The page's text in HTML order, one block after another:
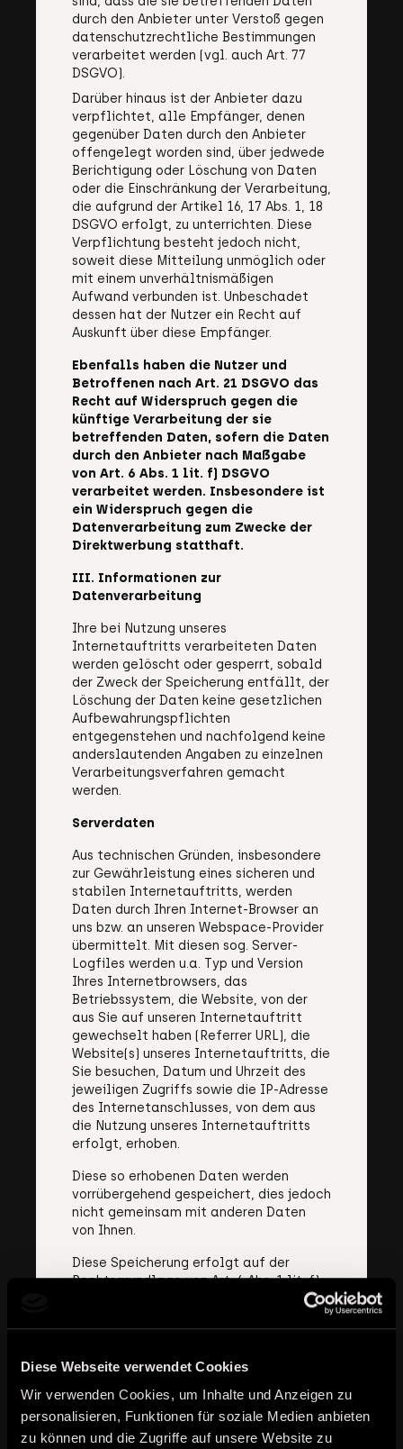
Diese Webseite verwendet Cookies
Wir verwenden Cookies, um Inhalte und Anzeigen zu
personalisieren, Funktionen für soziale Medien anbieten
zu können und die Zugriffe auf unsere Website zu
durch den Anbieter unter Verstoß gegen
datenschutzrechtliche Bestimmungen
verarbeitet werden (vgl. auch Art. 77
DSGVO).
Darüber hinaus ist der Anbieter dazu
verpflichtet, alle Empfänger, denen
gegenüber Daten durch den Anbieter
offengelegt worden sind, über jedwede
Berichtigung oder Löschung von Daten
oder die Einschränkung der Verarbeitung,
die aufgrund der Artikel 16, 17 Abs. 1, 18
DSGVO erfolgt, zu unterrichten. Diese
Verpflichtung besteht jedoch nicht,
soweit diese Mitteilung unmöglich oder
mit einem unverhältnismäßigen
Aufwand verbunden ist. Unbeschadet
dessen hat der Nutzer ein Recht auf
Auskunft über diese Empfänger.
Ebenfalls haben die Nutzer und
Betroffenen nach Art. 21 DSGVO das
Recht auf Widerspruch gegen die
künftige Verarbeitung der sie
betreffenden Daten, sofern die Daten
durch den Anbieter nach Maßgabe
von Art. 6 Abs. 1 lit. f) DSGVO
verarbeitet werden. Insbesondere ist
ein Widerspruch gegen die
Datenverarbeitung zum Zwecke der
Direktwerbung statthaft.
III. Informationen zur
Datenverarbeitung
Ihre bei Nutzung unseres
Internetauftritts verarbeiteten Daten
werden gelöscht oder gesperrt, sobald
der Zweck der Speicherung entfällt, der
Löschung der Daten keine gesetzlichen
Aufbewahrungspflichten
entgegenstehen und nachfolgend keine
anderslautenden Angaben zu einzelnen
Verarbeitungsverfahren gemacht
werden.
Serverdaten
Aus technischen Gründen, insbesondere
zur Gewährleistung eines sicheren und
stabilen Internetauftritts, werden
Daten durch Ihren Internet-Browser an
uns bzw. an unseren Webspace-Provider
übermittelt. Mit diesen sog. Server-
Logfiles werden u.a. Typ und Version
Ihres Internetbrowsers, das
Betriebssystem, die Website, von der
aus Sie auf unseren Internetauftritt
gewechselt haben (Referrer URL), die
Website(s) unseres Internetauftritts, die
Sie besuchen, Datum und Uhrzeit des
jeweiligen Zugriffs sowie die IP-Adresse
des Internetanschlusses, von dem aus
die Nutzung unseres Internetauftritts
erfolgt, erhoben.
Diese so erhobenen Daten werden
vorrübergehend gespeichert, dies jedoch
nicht gemeinsam mit anderen Daten
von Ihnen.
Diese Speicherung erfolgt auf der
Rechtsgrundlage von Art. 6 Abs. 1 lit. f)
DSGVO. Unser berechtigtes Interesse
sieben Tage wieder gelöscht, soweit
keine weitere Aufbewahrung zu
Beweiszwecken erforderlich ist.